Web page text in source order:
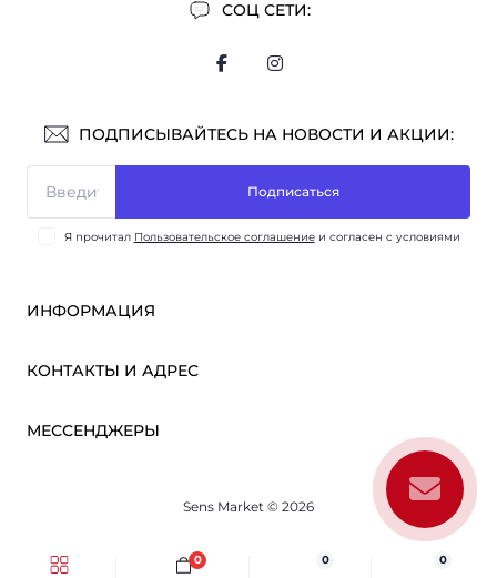
0 0
0
СОЦ СЕТИ:
ПОДПИСЫВАЙТЕСЬ НА НОВОСТИ И АКЦИИ:
Подписаться
Я прочитал Пользовательское соглашениеи согласен с условиями
ИНФОРМАЦИЯ
ОПТ
О нас
Производители
КОНТАКТЫ И АДРЕС
МЕССЕНДЖЕРЫ
Sens Market © 2026